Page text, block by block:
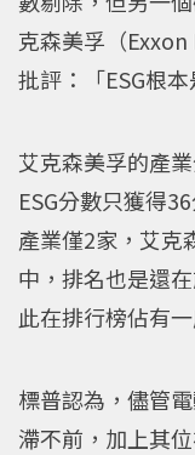
克森美孚（
批評：「ESG根本
艾克森美孚的產
ESG分數只獲得
產業僅2家，艾克
中，排名也是還
此在排行榜佔有一
標普認為，儘管
滯不前，加上其